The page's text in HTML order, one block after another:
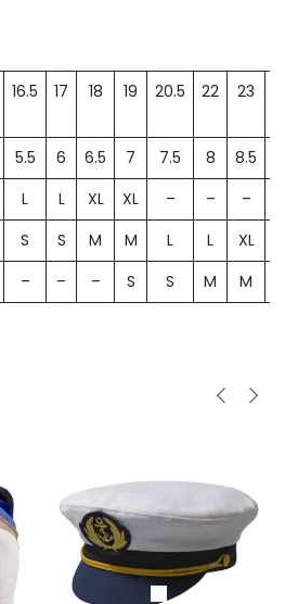
16.5 17 18 19 20.5 22 23
5.5 6 6.5 7 7.5 8 8.5
L L XL XL – – –
S S M M L L XL
– – – S S M M